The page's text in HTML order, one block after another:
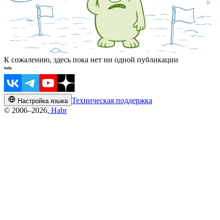
К сожалению, здесь пока нет ни одной публикации
Настройка языка Техническая поддержка
© 2006–2026, Habr